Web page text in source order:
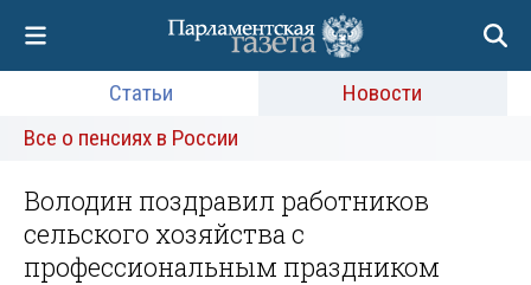
Статьи
Новости
Все о пенсиях в России
Володин поздравил работников
сельского хозяйства с
профессиональным праздником